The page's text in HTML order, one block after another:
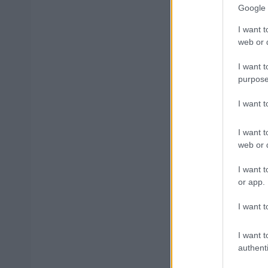
Google
I want
web or
I want
I want
I want
web or
I want
or app.
I want
I want
ΥΠΕΣ: